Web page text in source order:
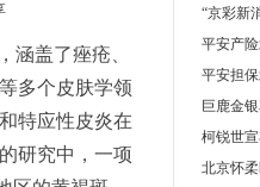
涵盖了痤疮、
多个皮肤学领
特应性皮炎在
研究中，一项
“京彩新
平安产
平安担
巨鹿金
柯锐世
北京怀